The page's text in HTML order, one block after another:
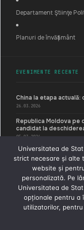
Departament Ştiinţe
Planuri de învățământ
EVENIMENTE RECENTE
China la etapa
26.03.2026
Republica Moldova pe
candidat la
05.03.2026
Dreptul internațional
Republica Moldova
05.03.2026
© 2026 Universitatea de
Internaţionale, ,
Universitatea de
strict necesare și alte
website și
personalizată. Pe
Universitatea de
opționale pentru a
utilizatorilor,